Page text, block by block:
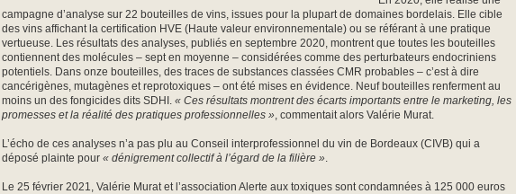
campagne d’analyse sur 22 bouteilles de vins, issues pour la plupart de domaines bordelais. Elle cible
des vins affichant la certification HVE (Haute valeur environnementale) ou se référant à une pratique
vertueuse. Les résultats des analyses, publiés en septembre 2020, montrent que toutes les bouteilles
contiennent des molécules – sept en moyenne – considérées comme des perturbateurs endocriniens
potentiels. Dans onze bouteilles, des traces de substances classées CMR probables – c’est à dire
cancérigènes, mutagènes et reprotoxiques – ont été mises en évidence. Neuf bouteilles renferment au
moins un des fongicides dits SDHI. « Ces résultats montrent des écarts importants entre le marketing, les
promesses et la réalité des pratiques professionnelles », commentait alors Valérie Murat.
L’écho de ces analyses n’a pas plu au Conseil interprofessionnel du vin de Bordeaux (CIVB) qui a
déposé plainte pour « dénigrement collectif à l’égard de la filière ».
Le 25 février 2021, Valérie Murat et l’association Alerte aux toxiques sont condamnées à 125 000 euros